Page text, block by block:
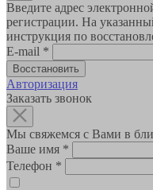
Введите адрес
регистрации. На
инструкция по
E-mail *
Авторизация
Заказать звонок
Мы свяжемся с Вами в
Ваше имя *
Телефон *